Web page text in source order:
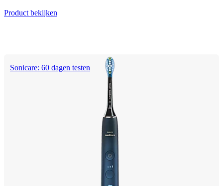
Product bekijken
Sonicare: 60 dagen testen